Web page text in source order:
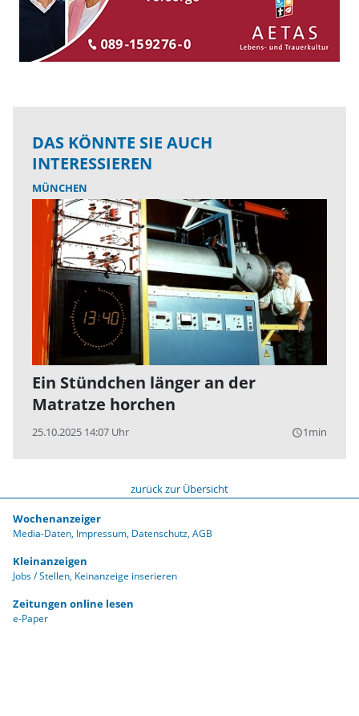
DAS KÖNNTE SIE AUCH
INTERESSIEREN
MÜNCHEN
Ein Stündchen länger an der
Matratze horchen
25.10.2025 14:07 Uhr query_builder1min
zurück zur Übersicht
Wochenanzeiger
Media-Daten Impressum Datenschutz AGB
Kleinanzeigen
Jobs / Stellen Keinanzeige inserieren
Zeitungen online lesen
e-Paper